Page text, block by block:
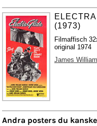
(1973)
Filmaffisch
original 1974
James
Andra posters du